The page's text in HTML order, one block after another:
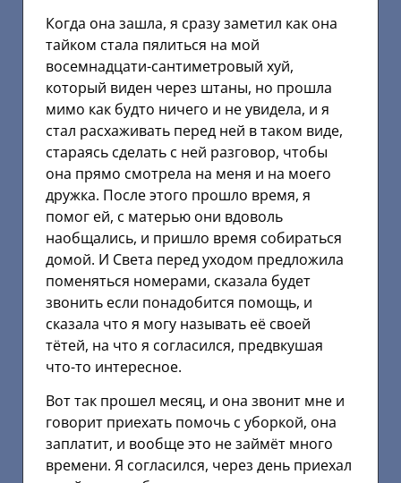
Когда она зашла, я сразу заметил как она
тайком стала пялиться на мой
восемнадцати-сантиметровый хуй,
который виден через штаны, но прошла
мимо как будто ничего и не увидела, и я
стал расхаживать перед ней в таком виде,
стараясь сделать с ней разговор, чтобы
она прямо смотрела на меня и на моего
дружка. После этого прошло время, я
помог ей, с матерью они вдоволь
наобщались, и пришло время собираться
домой. И Света перед уходом предложила
поменяться номерами, сказала будет
звонить если понадобится помощь, и
сказала что я могу называть её своей
тётей, на что я согласился, предвкушая
что-то интересное.
Вот так прошел месяц, и она звонит мне и
говорит приехать помочь с уборкой, она
заплатит, и вообще это не займёт много
времени. Я согласился, через день приехал